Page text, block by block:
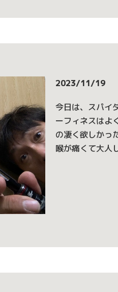
2023/11/19
今日は、スパイ
ーフィネスはよ
の凄く欲しかっ
喉が痛くて大人